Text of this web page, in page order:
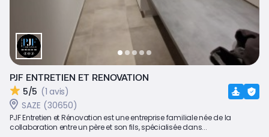
PJF ENTRETIEN ET RENOVATION
5/5 (1 avis)
SAZE (30650)
PJF Entretien et Rénovation est une entreprise familiale née de la
collaboration entre un père et son fils, spécialisée dans...